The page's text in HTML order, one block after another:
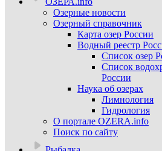
Озерные новости
Озерный справочник
Карта озер России
Водный реестр
Список озер
Список
России
Наука об озерах
Лимнология
Гидрология
О портале OZERA.info
Поиск по сайту